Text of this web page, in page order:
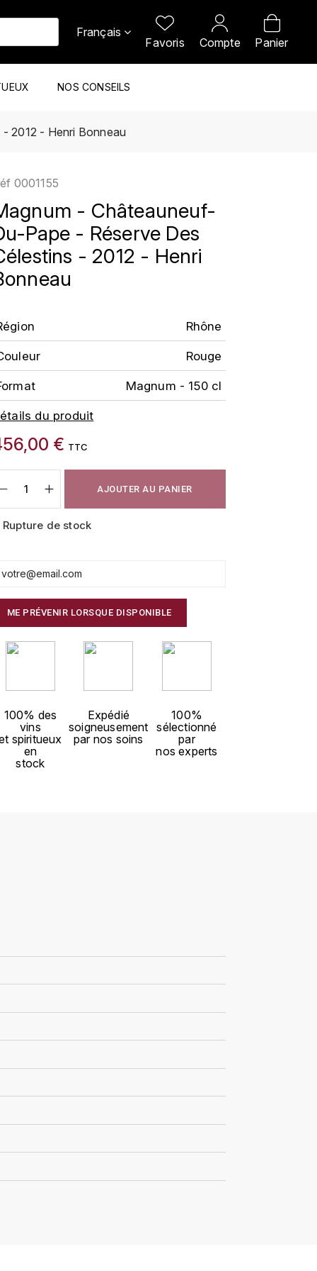
Français
Favoris Compte Panier
NOS CONSEILS
2012 - Henri Bonneau
0001155
- Châteauneuf-
Pape - Réserve Des
- 2012 - Henri
Rhône
Rouge
Magnum - 150 cl
du produit
€ TTC
AJOUTER AU PANIER
Rupture de stock
ME PRÉVENIR LORSQUE DISPONIBLE
100% des
vins
spiritueux
en
stock
Expédié
soigneusement
par nos soins
100%
sélectionné
par
nos experts